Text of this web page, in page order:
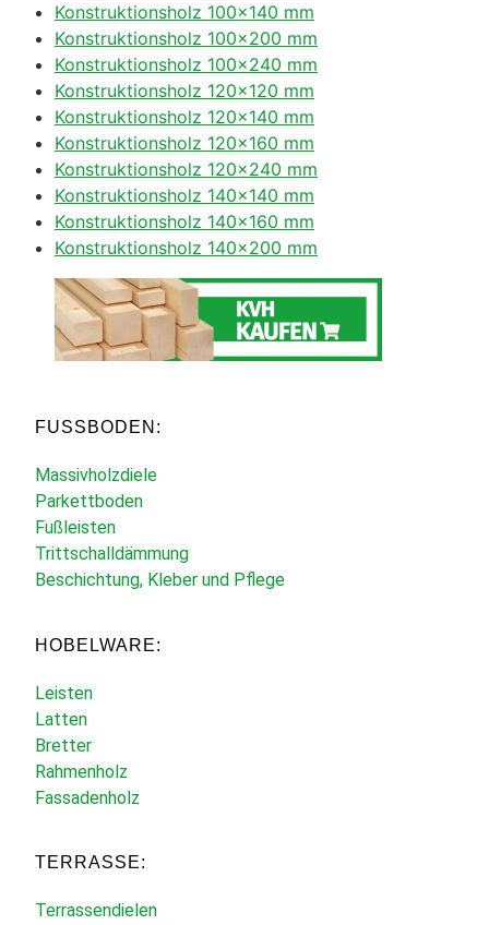
Konstruktionsholz 100×140 mm
Konstruktionsholz 100×200 mm
Konstruktionsholz 100×240 mm
Konstruktionsholz 120×120 mm
Konstruktionsholz 120×140 mm
Konstruktionsholz 120×160 mm
Konstruktionsholz 120×240 mm
Konstruktionsholz 140×140 mm
Konstruktionsholz 140×160 mm
Konstruktionsholz 140×200 mm
FUSSBODEN:
Massivholzdiele
Parkettboden
Fußleisten
Trittschalldämmung
Beschichtung, Kleber und Pflege
HOBELWARE:
Leisten
Latten
Bretter
Rahmenholz
Fassadenholz
TERRASSE:
Terrassendielen